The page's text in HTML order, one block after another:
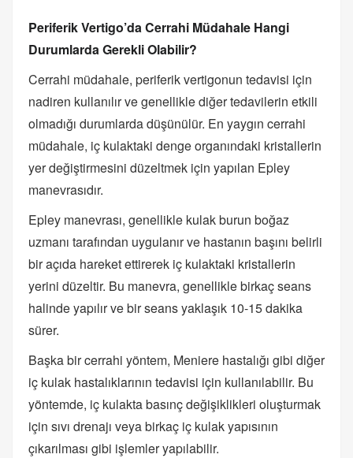
Periferik Vertigo’da Cerrahi Müdahale Hangi
Durumlarda Gerekli Olabilir?
Cerrahi müdahale, periferik vertigonun tedavisi için
nadiren kullanılır ve genellikle diğer tedavilerin etkili
olmadığı durumlarda düşünülür. En yaygın cerrahi
müdahale, iç kulaktaki denge organındaki kristallerin
yer değiştirmesini düzeltmek için yapılan Epley
manevrasıdır.
Epley manevrası, genellikle kulak burun boğaz
uzmanı tarafından uygulanır ve hastanın başını belirli
bir açıda hareket ettirerek iç kulaktaki kristallerin
yerini düzeltir. Bu manevra, genellikle birkaç seans
halinde yapılır ve bir seans yaklaşık 10-15 dakika
sürer.
Başka bir cerrahi yöntem, Meniere hastalığı gibi diğer
iç kulak hastalıklarının tedavisi için kullanılabilir. Bu
yöntemde, iç kulakta basınç değişiklikleri oluşturmak
için sıvı drenajı veya birkaç iç kulak yapısının
çıkarılması gibi işlemler yapılabilir.